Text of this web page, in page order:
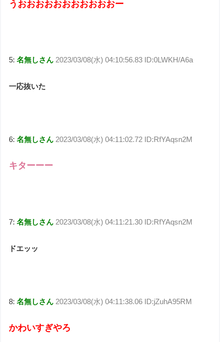
うおおおおおおおおおおおー
5:名無しさん 2023/03/08(水) 04:10:56.83 ID:0LWKH/A6a
一応抜いた
6:名無しさん 2023/03/08(水) 04:11:02.72 ID:RfYAqsn2M
キターーー
7:名無しさん 2023/03/08(水) 04:11:21.30 ID:RfYAqsn2M
ドエッッ
8:名無しさん 2023/03/08(水) 04:11:38.06 ID:jZuhA95RM
かわいすぎやろ